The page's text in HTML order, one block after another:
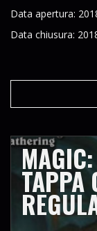
Data apertura:
Data chiusura:
TAPPA